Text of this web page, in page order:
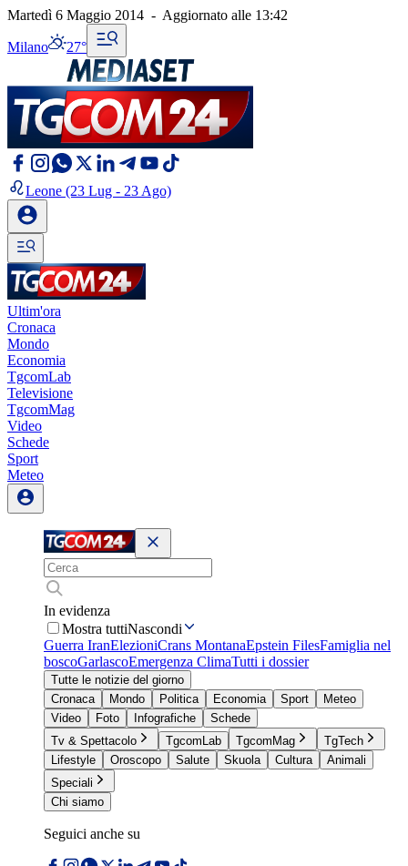
Martedì 6 Maggio 2014 - Aggiornato alle 13:42
Milano 27°
Leone (23 Lug - 23 Ago)
Ultim'ora
Cronaca
Mondo
Economia
TgcomLab
Televisione
TgcomMag
Video
Schede
Sport
Meteo
In evidenza
Mostra tuttiNascondi
Guerra IranElezioniCrans MontanaEpstein FilesFamiglia nel
boscoGarlascoEmergenza ClimaTutti i dossier
Tutte le notizie del giorno
Cronaca
Mondo Politica Economia Sport
Meteo
Video
Foto Infografiche
Schede
Tv & Spettacolo
TgcomLab TgcomMag
TgTech
Lifestyle
Oroscopo Salute Skuola Cultura
Animali
Speciali
Chi siamo
Seguici anche su